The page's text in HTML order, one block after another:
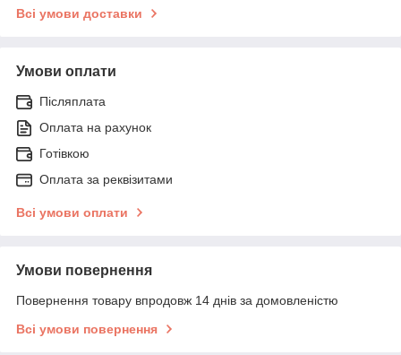
Всі умови доставки
Умови оплати
Післяплата
Оплата на рахунок
Готівкою
Оплата за реквізитами
Всі умови оплати
Умови повернення
Повернення товару впродовж 14 днів за домовленістю
Всі умови повернення